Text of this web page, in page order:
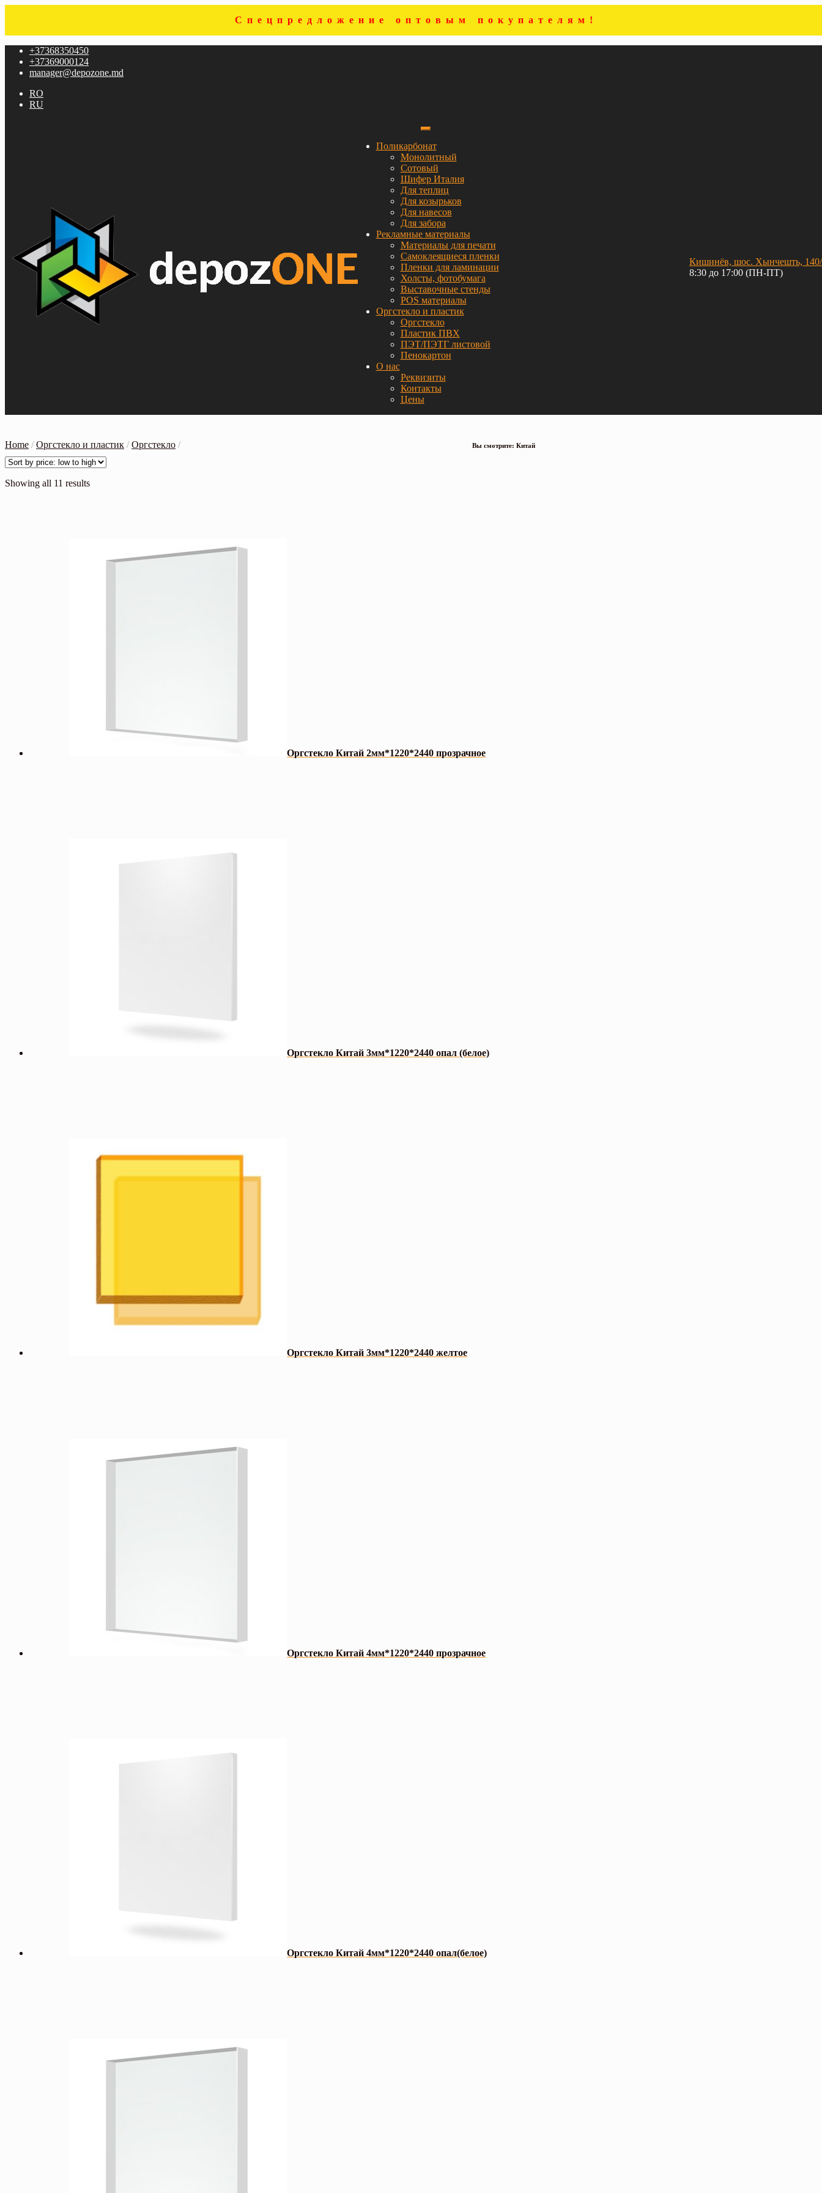
Спецпредложение оптовым покупателям!
Перейти
навигации
Перейти
содержимому
+37368350450
+37369000124
manager@depozone.md
RO
RU
Поликарбонат
Монолитный
Сотовый
Шифер Италия
Для теплиц
Для козырьков
Для навесов
Для забора
Рекламные материалы
Материалы для печати
Самоклеящиеся пленки
Пленки для ламинации
Холсты, фотобумага
Выставочные стенды
POS материалы
Оргстекло и пластик
Оргстекло
Пластик ПВХ
ПЭТ/ПЭТГ листовой
Пенокартон
О нас
Реквизиты
Контакты
Цены
Кишинёв, шос. Хынчешть,
8:30 до 17:00 (ПН-ПТ)
Вы смотрите: Китай
Home /Оргстекло и пластик /Оргстекло /
Showing all 11 results
Оргстекло Китай 2мм*1220*2440 прозрачное
Оргстекло Китай 3мм*1220*2440 опал (белое)
Оргстекло Китай 3мм*1220*2440 желтое
Оргстекло Китай 4мм*1220*2440 прозрачное
Оргстекло Китай 4мм*1220*2440 опал(белое)